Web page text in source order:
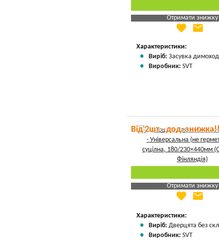
Отримати знижку
Яка Ваша ціна
favorite email
Характеристики:
Виріб: Засувка
Виробник: SVT
Від 2шт - дод.
Отримати знижку
Яка Ваша ціна
favorite email
Характеристики:
Виріб: Дверцята без
Виробник: SVT